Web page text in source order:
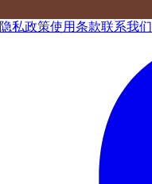
隐私政策使用条款联系我们